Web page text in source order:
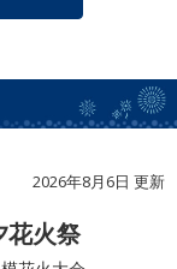
2026年8月6日 更新
花火祭